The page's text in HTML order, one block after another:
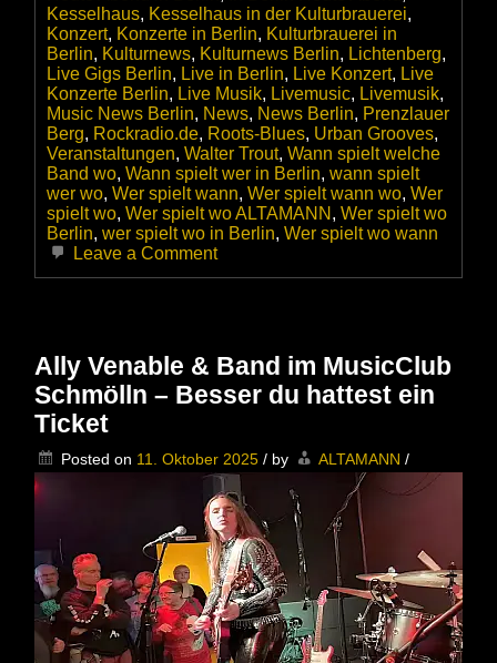
Kesselhaus, Kesselhaus in der Kulturbrauerei,
Konzert, Konzerte in Berlin, Kulturbrauerei in
Berlin, Kulturnews, Kulturnews Berlin, Lichtenberg,
Live Gigs Berlin, Live in Berlin, Live Konzert, Live
Konzerte Berlin, Live Musik, Livemusic, Livemusik,
Music News Berlin, News, News Berlin, Prenzlauer
Berg, Rockradio.de, Roots-Blues, Urban Grooves,
Veranstaltungen, Walter Trout, Wann spielt welche
Band wo, Wann spielt wer in Berlin, wann spielt
wer wo, Wer spielt wann, Wer spielt wann wo, Wer
spielt wo, Wer spielt wo ALTAMANN , Wer spielt wo
Berlin, wer spielt wo in Berlin, Wer spielt wo wann
Leave a Commenton
im
im
–
Blues
mit
Herz,
Power
und
viel
Seele
präsentiert
von
Rockradio.de
Ally Venable & Band im MusicClub
Schmölln – Besser du hattest ein
Ticket
Posted on 11. Oktober 2025 / by ALTAMANN /